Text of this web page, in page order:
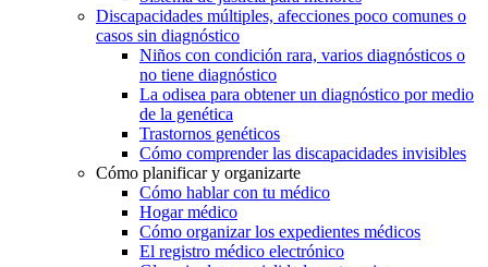
Discapacidades múltiples, afecciones poco comunes o
casos sin diagnóstico
Niños con condición rara, varios diagnósticos o
no tiene diagnóstico
La odisea para obtener un diagnóstico por medio
de la genética
Trastornos genéticos
Cómo comprender las discapacidades invisibles
Cómo planificar y organizarte
Cómo hablar con tu médico
Hogar médico
Cómo organizar los expedientes médicos
El registro médico electrónico